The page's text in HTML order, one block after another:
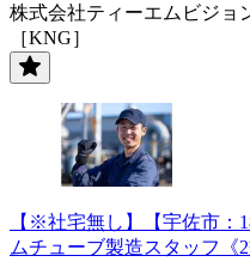
株式会社ティーエムビジョ
［KNG］
【※社宅無し】【宇佐市：
ムチューブ製造スタッフ《2